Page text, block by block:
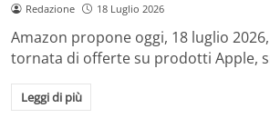
Redazione 18 Luglio 2026
Amazon propone oggi, 18 luglio
tornata di offerte su prodotti Apple,
Leggi di più